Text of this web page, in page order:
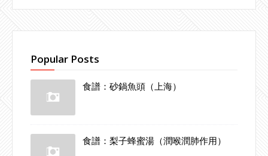
Popular Posts
食譜：砂鍋魚頭（上海）
食譜：梨子蜂蜜湯（潤喉潤肺作用）